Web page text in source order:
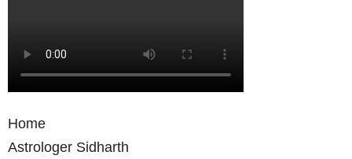
Home
Astrologer Sidharth